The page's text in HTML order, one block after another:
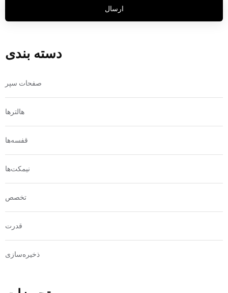
ارسال
دسته بندی
صفحات سپر
هالترها
قفسه‌ها
نیمکت‌ها
تخصص
قدرت
ذخیره‌سازی